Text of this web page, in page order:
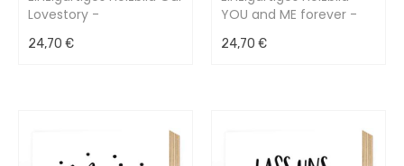
Lovestory -
15x15x2cm
24,70 €
YOU and ME forever -
15x15x2cm
24,70 €